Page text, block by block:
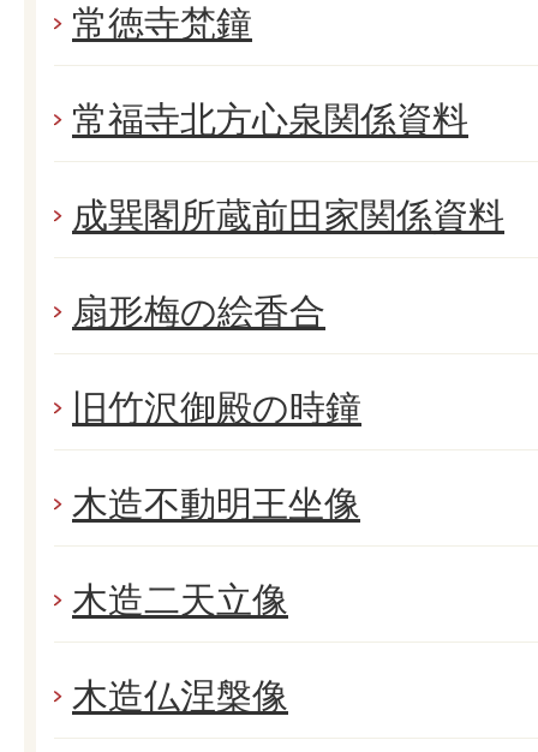
常徳寺梵鐘
常福寺北方心泉関係資料
成巽閣所蔵前田家関係資料
扇形梅の絵香合
旧竹沢御殿の時鐘
木造不動明王坐像
木造二天立像
木造仏涅槃像